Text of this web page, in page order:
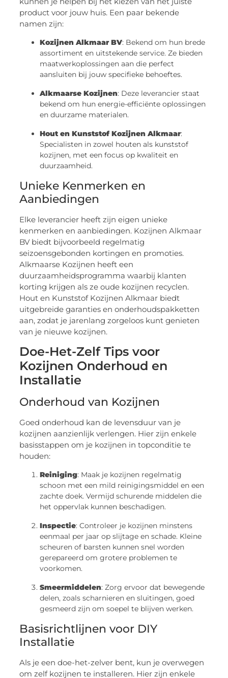
product voor jouw huis. Een paar bekende
namen zijn:
Kozijnen Alkmaar BV: Bekend om hun brede
assortiment en uitstekende service. Ze bieden
maatwerkoplossingen aan die perfect
aansluiten bij jouw specifieke behoeftes.
Alkmaarse Kozijnen: Deze leverancier staat
bekend om hun energie-efficiënte oplossingen
en duurzame materialen.
Hout en Kunststof Kozijnen Alkmaar:
Specialisten in zowel houten als kunststof
kozijnen, met een focus op kwaliteit en
duurzaamheid.
Unieke Kenmerken en
Aanbiedingen
Elke leverancier heeft zijn eigen unieke
kenmerken en aanbiedingen. Kozijnen Alkmaar
BV biedt bijvoorbeeld regelmatig
seizoensgebonden kortingen en promoties.
Alkmaarse Kozijnen heeft een
duurzaamheidsprogramma waarbij klanten
korting krijgen als ze oude kozijnen recyclen.
Hout en Kunststof Kozijnen Alkmaar biedt
uitgebreide garanties en onderhoudspakketten
aan, zodat je jarenlang zorgeloos kunt genieten
van je nieuwe kozijnen.
Doe-Het-Zelf Tips voor
Kozijnen Onderhoud en
Installatie
Onderhoud van Kozijnen
Goed onderhoud kan de levensduur van je
kozijnen aanzienlijk verlengen. Hier zijn enkele
basisstappen om je kozijnen in topconditie te
houden:
Reiniging: Maak je kozijnen regelmatig
schoon met een mild reinigingsmiddel en een
zachte doek. Vermijd schurende middelen die
het oppervlak kunnen beschadigen.
Inspectie: Controleer je kozijnen minstens
eenmaal per jaar op slijtage en schade. Kleine
scheuren of barsten kunnen snel worden
gerepareerd om grotere problemen te
voorkomen.
Smeermiddelen: Zorg ervoor dat bewegende
delen, zoals scharnieren en sluitingen, goed
gesmeerd zijn om soepel te blijven werken.
Basisrichtlijnen voor DIY
Installatie
Als je een doe-het-zelver bent, kun je overwegen
om zelf kozijnen te installeren. Hier zijn enkele